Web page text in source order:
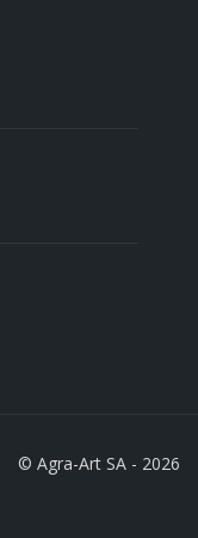
© Agra-Art SA - 2026